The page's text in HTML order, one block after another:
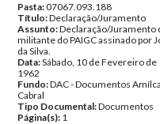
Pasta:07067.093.188
Título:Declaração/Juramento
Assunto:Declaração/Juramento
militante do PAIGC assinado por
da Silva.
Data:Sábado, 10 de Fevereiro de
1962
Fundo:DAC - Documentos
Cabral
Tipo Documental:Documentos
Página(s): 1